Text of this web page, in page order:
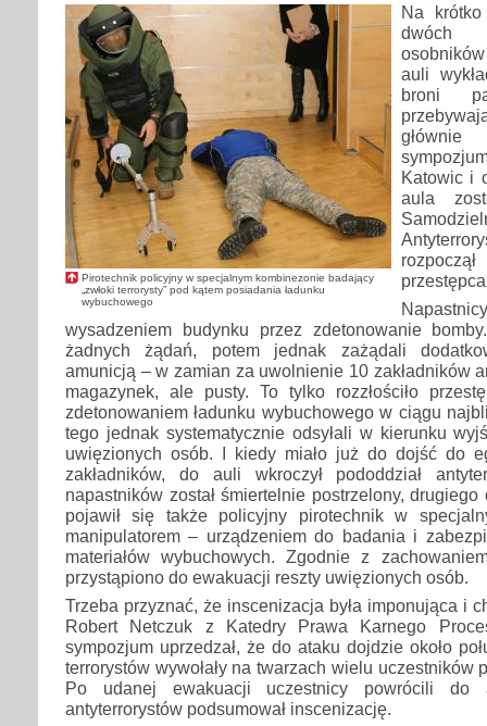
Pirotechnik policyjny w specjalnym kombinezonie badający
„zwłoki terrorysty” pod kątem posiadania ładunku
wybuchowego
Na
dwóch
auli
broni
Katowic i
aula
wysadzeniem budynku przez zdetonowanie
żadnych żądań, potem jednak zażądali
amunicją – w zamian za uwolnienie 10 zakładników
magazynek, ale pusty. To tylko rozzłościło
zdetonowaniem ładunku wybuchowego w ciągu
tego jednak systematycznie odsyłali w kierunku
uwięzionych osób. I kiedy miało już do dojść do
zakładników, do auli wkroczył pododdział
napastników został śmiertelnie postrzelony, drugiego
pojawił się także policyjny pirotechnik w
manipulatorem – urządzeniem do badania i
materiałów wybuchowych. Zgodnie z
przystąpiono do ewakuacji reszty uwięzionych osób.
Trzeba przyznać, że inscenizacja była imponująca i
Robert Netczuk z Katedry Prawa Karnego
sympozjum uprzedzał, że do ataku dojdzie około
terrorystów wywołały na twarzach wielu uczestników
Po udanej ewakuacji uczestnicy powrócili do
antyterrorystów podsumował inscenizację.